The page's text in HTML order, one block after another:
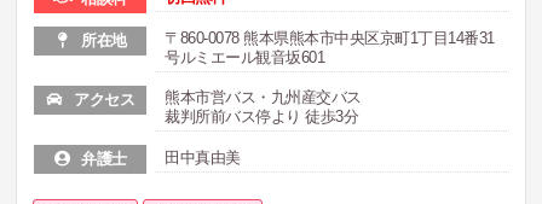
所在地
〒860-0078 熊本県熊本市中央区京町1丁目14番31
号ルミエール観音坂601
アクセス
熊本市営バス・九州産交バス
裁判所前バス停より 徒歩3分
弁護士 田中真由美